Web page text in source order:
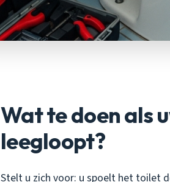
Wat te doen als
leegloopt?
Stelt u zich voor: u spoelt het toilet